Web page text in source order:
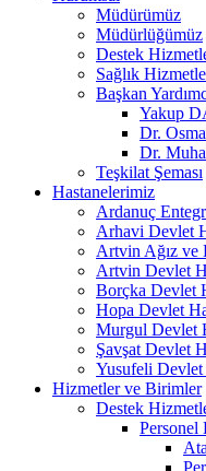
Müdürümüz
Müdürlüğümüz
Destek
Sağlık
Başkan
Yakup
Dr.
Dr.
Teşkilat Şeması
Hastanelerimiz
Ardanuç
Arhavi Devlet
Artvin Ağız ve
Artvin Devlet
Borçka Devlet
Hopa Devlet
Murgul Devlet
Şavşat Devlet
Yusufeli Devlet
Hizmetler ve Birimler
Destek